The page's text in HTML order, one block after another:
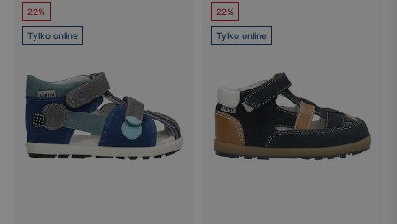
22%
Tylko online
22%
Tylko online